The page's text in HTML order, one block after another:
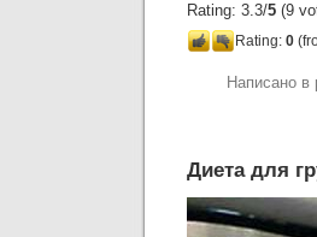
Rating: 3.3/5 (9
Rating: 0
Написано в
Диета для